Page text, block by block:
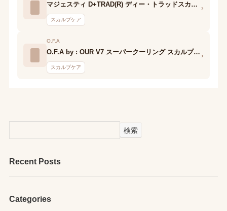
マジェスティ D+TRAD(R) ディー・トラッドスカルプエッセンスユニセックス
スカルプケア
›
O.F.A
O.F.A by : OUR V7 スーパークーリング スカルプエッセンス
スカルプケア
›
検索
Recent Posts
Categories